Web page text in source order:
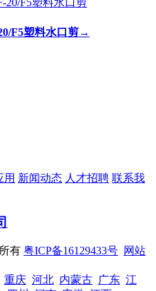
F5塑料水口剪→
用 新闻动态 人才招聘 联系我
有 粤ICP备16129433号 网站
重庆 河北 内蒙古 广东 江